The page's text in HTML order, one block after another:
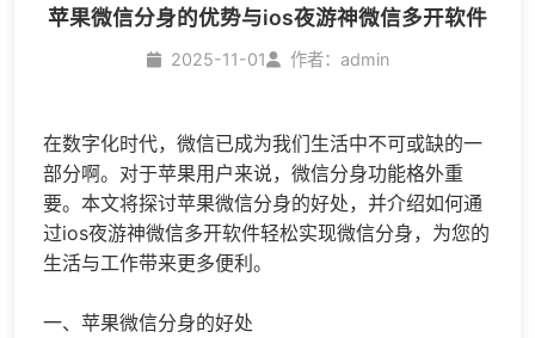
苹果微信分身的优势与ios夜游神微信多开软件
2025-11-01 作者：admin
在数字化时代，微信已成为我们生活中不可或缺的一
部分啊。对于苹果用户来说， 微信分身功能格外重
要。本文将探讨苹果微信分身的好处，并介绍如何通
过ios夜游神微信多开软件轻松实现微信分身，为您的
生活与工作带来更多便利。
一、苹果微信分身的好处